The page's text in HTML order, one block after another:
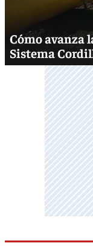
Cómo avanza
Sistema